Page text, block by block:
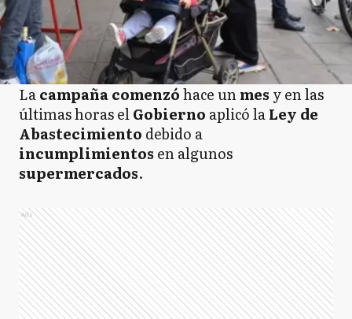
Lacampaña comenzóhace unmes y en las
últimas horas elGobierno aplicó laLey de
Abastecimiento debido a
incumplimientos en algunos
supermercados.
Ads